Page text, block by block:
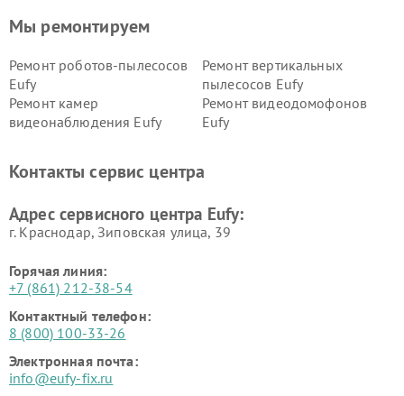
Мы ремонтируем
Ремонт роботов-пылесосов
Eufy
Ремонт вертикальных
пылесосов Eufy
Ремонт камер
видеонаблюдения Eufy
Ремонт видеодомофонов
Eufy
Контакты сервис центра
Адрес сервисного центра Eufy:
г. Краснодар, Зиповская улица, 39
Горячая линия:
+7 (861) 212-38-54
Контактный телефон:
8 (800) 100-33-26
Электронная почта:
info@eufy-fix.ru